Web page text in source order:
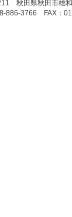
秋田県秋田市雄
886-3766 FAX：